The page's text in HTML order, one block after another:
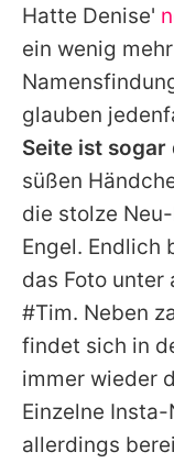
Hatte Denise'
ein wenig
glauben
Seite ist sogar
süßen
die stolze
Engel. Endlich
das Foto unter
#Tim. Neben
findet sich in
immer wieder
Einzelne
allerdings